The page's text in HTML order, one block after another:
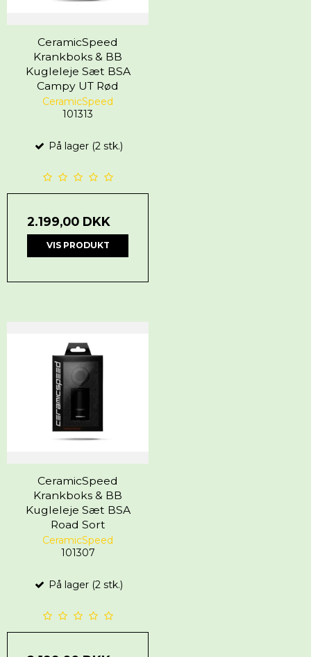
CeramicSpeed
Krankboks & BB
Kugleleje Sæt BSA
Campy UT Rød
CeramicSpeed
101313
På lager (2 stk.)
2.199,00 DKK
VIS PRODUKT
CeramicSpeed
Krankboks & BB
Kugleleje Sæt BSA
Road Sort
CeramicSpeed
101307
På lager (2 stk.)